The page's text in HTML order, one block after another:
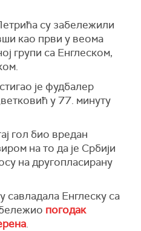
су забележили
као први у веома
групи са Енглеском,
је фудбалер
у 77. минуту
гол био вредан
на то да је Србији
на другопласирану
савладала Енглеску са
погодак
.